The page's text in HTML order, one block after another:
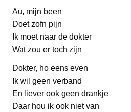
Au, mijn been
Doet zofn pijn
Ik moet naar de dokter
Wat zou er toch zijn
Dokter, ho eens even
Ik wil geen verband
En liever ook geen drankje
Daar hou ik ook niet van